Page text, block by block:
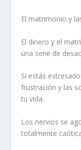
El matrimonio y
El dinero y el
una serie de
Si estás
frustración y las
tu vida.
Los nervios se
totalmente